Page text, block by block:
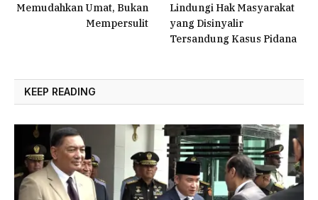
Memudahkan Umat, Bukan
Mempersulit
Lindungi Hak Masyarakat
yang Disinyalir
Tersandung Kasus Pidana
KEEP READING